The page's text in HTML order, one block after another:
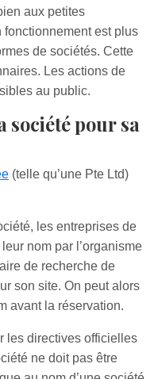
aux petites
est plus
de sociétés. Cette
Les actions de
au public.
société pour sa
(telle qu’une Pte Ltd)
les entreprises de
nom par l’organisme
de recherche de
son site. On peut alors
avant la réservation.
les directives officielles
ne doit pas être